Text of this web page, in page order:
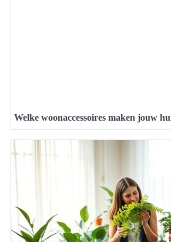
Welke woonaccessoires maken jouw